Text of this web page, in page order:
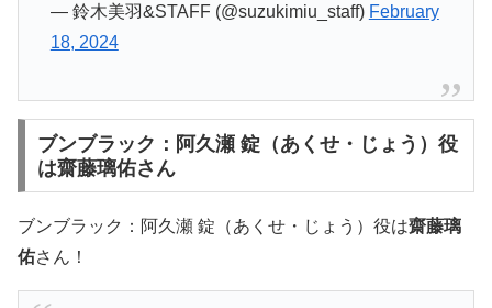
— 鈴木美羽&STAFF (@suzukimiu_staff) February
18, 2024
ブンブラック：阿久瀬 錠（あくせ・じょう）役
は齋藤璃佑さん
ブンブラック：阿久瀬 錠（あくせ・じょう）役は齋藤璃
佑さん！